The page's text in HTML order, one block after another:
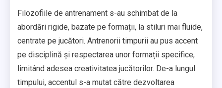
Filozofiile de antrenament s-au schimbat de la
abordări rigide, bazate pe formații, la stiluri mai fluide,
centrate pe jucători. Antrenorii timpurii au pus accent
pe disciplină și respectarea unor formații specifice,
limitând adesea creativitatea jucătorilor. De-a lungul
timpului, accentul s-a mutat către dezvoltarea